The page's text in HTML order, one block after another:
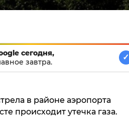
сегодня,
завтра.
✓
в районе аэропорта
происходит утечка газа.